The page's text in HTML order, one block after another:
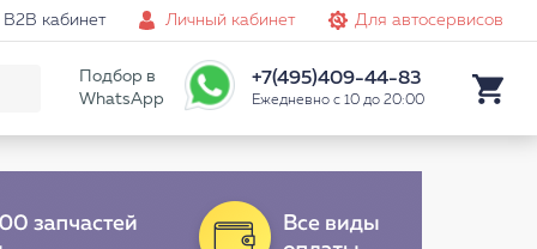
B2B кабинет Личный кабинет Для автосервисов
Подбор в
WhatsApp
+7(495)409-44-83
Ежедневно с 10 до 20:00